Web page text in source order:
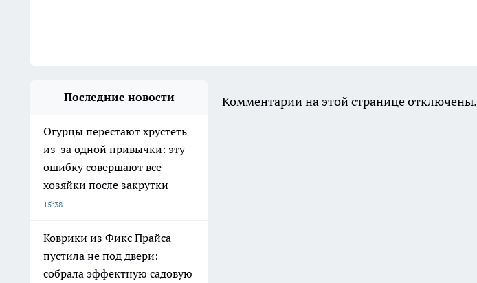
Последние новости
Огурцы перестают хрустеть
из-за одной привычки: эту
ошибку совершают все
хозяйки после закрутки
15:38
Коврики из Фикс Прайса
пустила не под двери:
собрала эффектную садовую
Комментарии на этой странице отключены.